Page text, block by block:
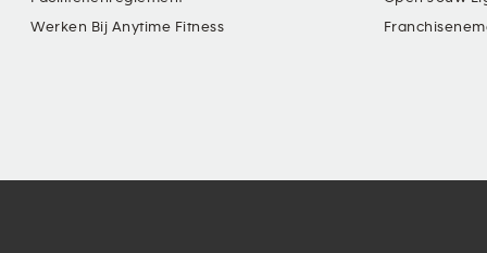
Werken Bij Anytime Fitness